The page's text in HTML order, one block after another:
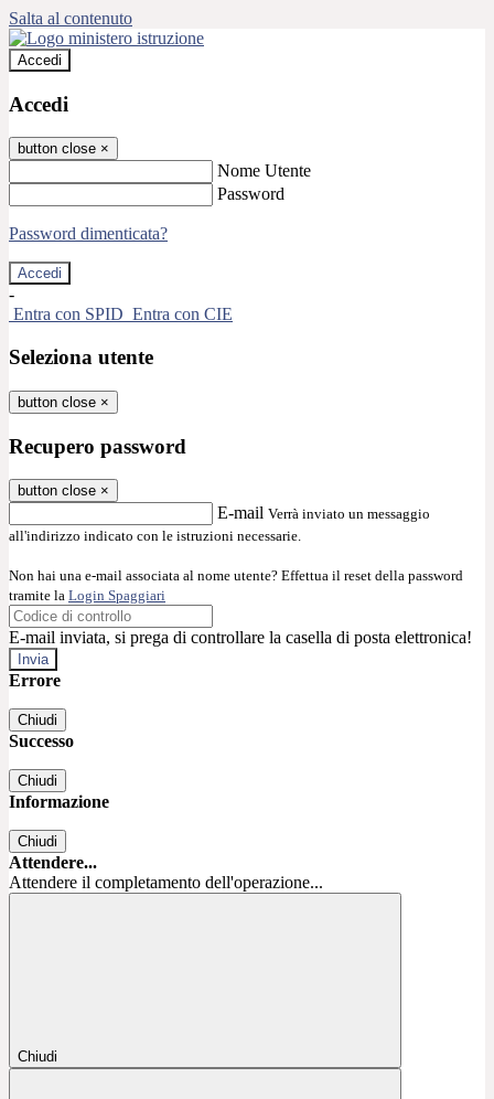
Salta al contenuto
Accedi
Accedi
button close ×
Nome Utente
Password
Password dimenticata?
-
Entra con SPID Entra con CIE
Seleziona utente
button close ×
Recupero password
button close ×
E-mail Verrà inviato un messaggio
all'indirizzo indicato con le istruzioni necessarie.
Non hai una e-mail associata al nome utente? Effettua il reset della password
tramite la Login Spaggiari
E-mail inviata, si prega di controllare la casella di posta elettronica!
Errore
Chiudi
Successo
Chiudi
Informazione
Chiudi
Attendere...
Attendere il completamento dell'operazione...
Chiudi